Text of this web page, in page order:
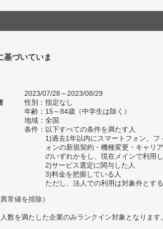
基づいていま
2023/07/28～2023/08/29
性別：指定なし
年齢：15～84歳（中学生は除く）
地域：全国
条件：以下すべての条件を満たす人
1)過去1年以内にスマートフォン、フ
ォンの新規契約・機種変更・キャリ
のいずれかをし、現在メインで利用
2)サービス選定に関与した人
3)料金を把握している人
ただし、法人での利用は対象外とする
常値を排除）
数を満たした企業のみランクイン対象となります